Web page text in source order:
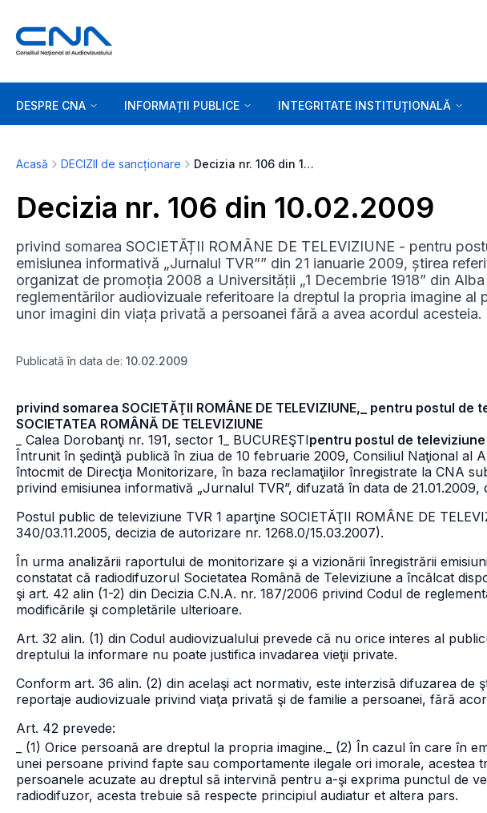
DESPRE CNA INFORMAȚII PUBLICE INTEGRITATE INSTITUȚIONALĂ
Acasă DECIZII de sancționare Decizia nr. 106 din 10.02.2009
Decizia nr. 106 din 10.02.2009
privind somarea SOCIETĂȚII ROMÂNE DE TELEVIZIUNE - pentru
emisiunea informativă „Jurnalul TVR”” din 21 ianuarie 2009, știrea
organizat de promoția 2008 a Universității „1 Decembrie 1918” din
reglementărilor audiovizuale referitoare la dreptul la propria imagine al
unor imagini din viața privată a persoanei fără a avea acordul acesteia.
Publicată în data de: 10.02.2009
privind somarea SOCIETĂŢII ROMÂNE DE TELEVIZIUNE,_ pentru postul de
SOCIETATEA ROMÂNĂ DE TELEVIZIUNE
_ Calea Dorobanţi nr. 191, sector 1 _ BUCUREŞTIpentru postul de televiziune
Întrunit în şedinţă publică în ziua de 10 februarie 2009, Consiliul Naţional al
întocmit de Direcţia Monitorizare, în baza reclamaţiilor înregistrate la CNA
privind emisiunea informativă „Jurnalul TVR”, difuzată în data de
Postul public de televiziune TVR 1 aparţine SOCIETĂŢII ROMÂNE DE
340/03.11.2005, decizia de autorizare nr. 1268.0/15.03.2007).
În urma analizării raportului de monitorizare şi a vizionării înregistrării
constatat că radiodifuzorul Societatea Română de Televiziune a încălcat
şi art. 42 alin (1-2) din Decizia C.N.A. nr. 187/2006 privind Codul de
modificările şi completările ulterioare.
Art. 32 alin. (1) din Codul audiovizualului prevede că nu orice interes al
dreptului la informare nu poate justifica invadarea vieţii private.
Conform art. 36 alin. (2) din acelaşi act normativ, este interzisă difuzarea de
reportaje audiovizuale privind viaţa privată şi de familie a persoanei, fără
Art. 42 prevede:
_ (1) Orice persoană are dreptul la propria imagine. _ (2) În cazul în care în
unei persoane privind fapte sau comportamente ilegale ori imorale, acestea
persoanele acuzate au dreptul să intervină pentru a-şi exprima punctul de
radiodifuzor, acesta trebuie să respecte principiul audiatur et altera pars.